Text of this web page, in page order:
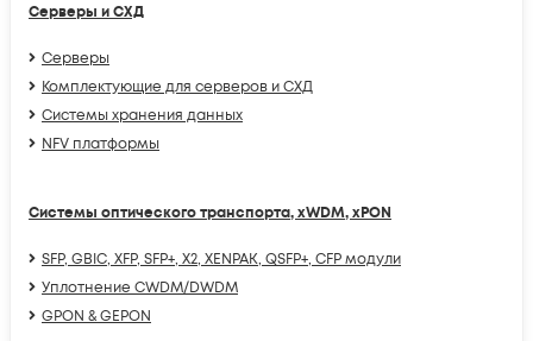
Серверы и СХД
Серверы
Комплектующие для серверов и СХД
Системы хранения данных
NFV платформы
Системы оптического транспорта, xWDM, xPON
SFP, GBIC, XFP, SFP+, X2, XENPAK, QSFP+, CFP модули
Уплотнение CWDM/DWDM
GPON & GEPON